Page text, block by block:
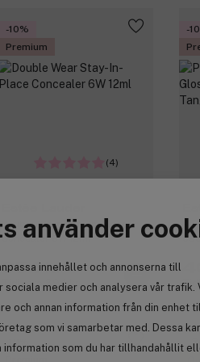
använder
innehållet och annonserna till
medier och analysera vår trafik.
och annan information från din enhet
som vi samarbetar med. Dessa
information som du har tillhandahållit
-10%
Premium
(4)
Double Wear Stay-In-Place
Concealer 6W 12ml
354 kr
Tidigare 394 kr
-
-10%
-